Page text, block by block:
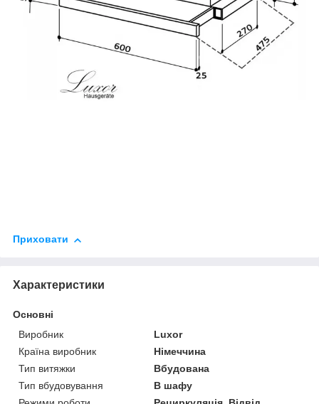
Приховати
Характеристики
Основні
Виробник
Luxor
Країна виробник
Німеччина
Тип витяжки
Вбудована
Тип вбудовування
В шафу